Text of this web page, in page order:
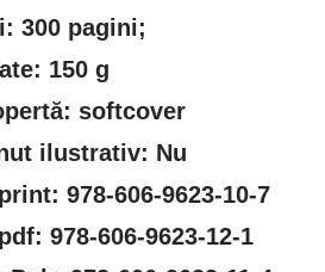
300 pagini;
150 g
softcover
ilustrativ: Nu
978-606-9623-10-7
978-606-9623-12-1